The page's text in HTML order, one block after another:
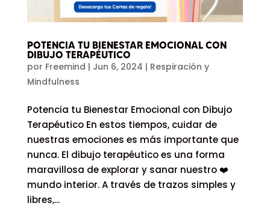
POTENCIA TU BIENESTAR EMOCIONAL CON
DIBUJO TERAPÉUTICO
por Freemind | Jun 6, 2024 | Respiración y
Mindfulness
Potencia tu Bienestar Emocional con Dibujo
Terapéutico En estos tiempos, cuidar de
nuestras emociones es más importante que
nunca. El dibujo terapéutico es una forma
maravillosa de explorar y sanar nuestro ❤️
mundo interior. A través de trazos simples y
libres,...